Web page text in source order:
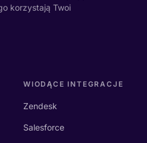
korzystają Twoi
WIODĄCE INTEGRACJE
Zendesk
Salesforce